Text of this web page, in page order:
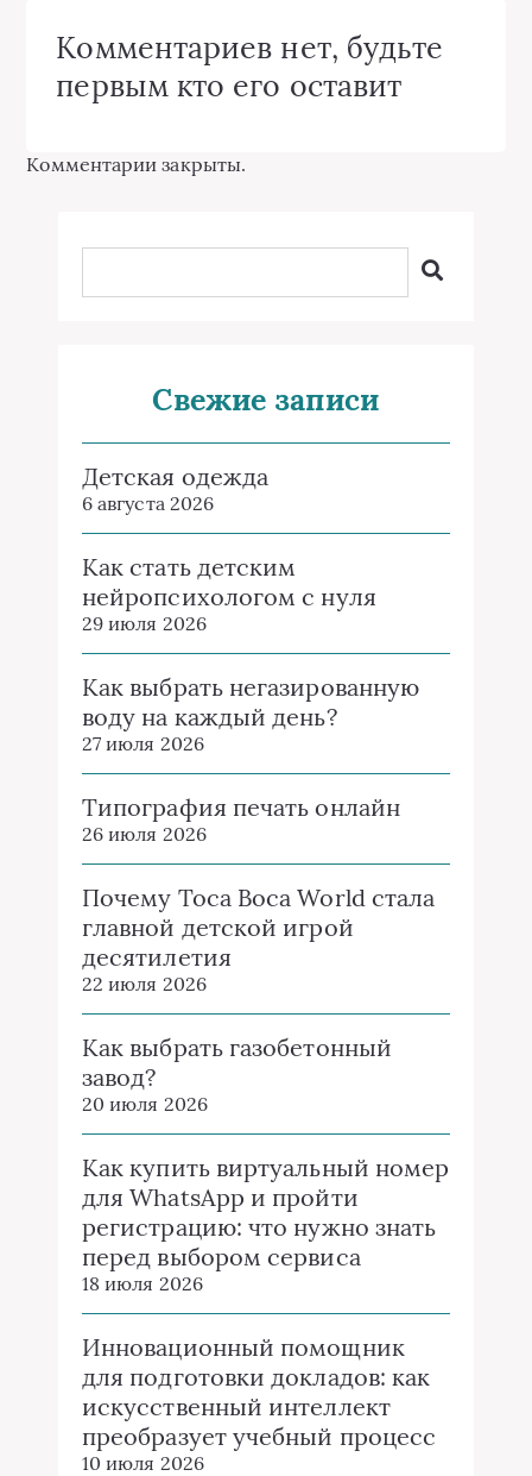
Комментариев нет, будьте
первым кто его оставит
Комментарии закрыты.
Свежие записи
Детская одежда
6 августа 2026
Как стать детским
нейропсихологом с нуля
29 июля 2026
Как выбрать негазированную
воду на каждый день?
27 июля 2026
Типография печать онлайн
26 июля 2026
Почему Toca Boca World стала
главной детской игрой
десятилетия
22 июля 2026
Как выбрать газобетонный
завод?
20 июля 2026
Как купить виртуальный номер
для WhatsApp и пройти
регистрацию: что нужно знать
перед выбором сервиса
18 июля 2026
Инновационный помощник
для подготовки докладов: как
искусственный интеллект
преобразует учебный процесс
10 июля 2026